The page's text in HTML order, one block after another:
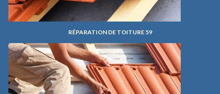
RÉPARATION DE TOITURE 59